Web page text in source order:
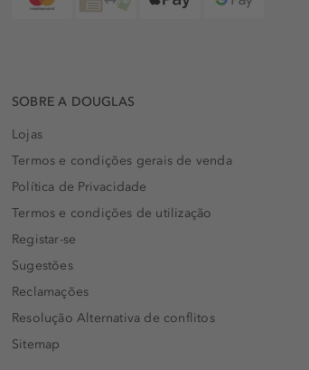
SOBRE A DOUGLAS
Lojas
Termos e condições gerais de venda
Política de Privacidade
Termos e condições de utilização
Registar-se
Sugestões
Reclamações
Resolução Alternativa de conflitos
Sitemap